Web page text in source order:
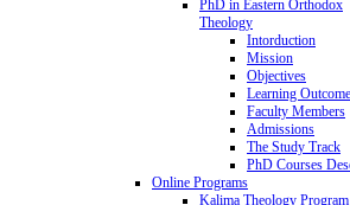
PhD in Eastern Orthodox
Theology
Intorduction
Mission
Objectives
Learning
Faculty Members
Admissions
The Study Track
PhD Courses
Online Programs
Kalima Theology Program